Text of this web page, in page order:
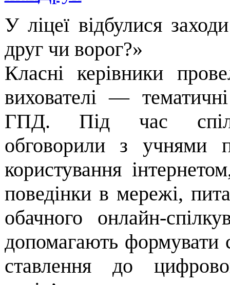
У ліцеї відбулися
друг чи ворог?»
Класні керівники
вихователі —
ГПД. Під час
обговорили з учнями
користування
поведінки в мережі,
обачного онлайн-
допомагають формувати
ставлення до